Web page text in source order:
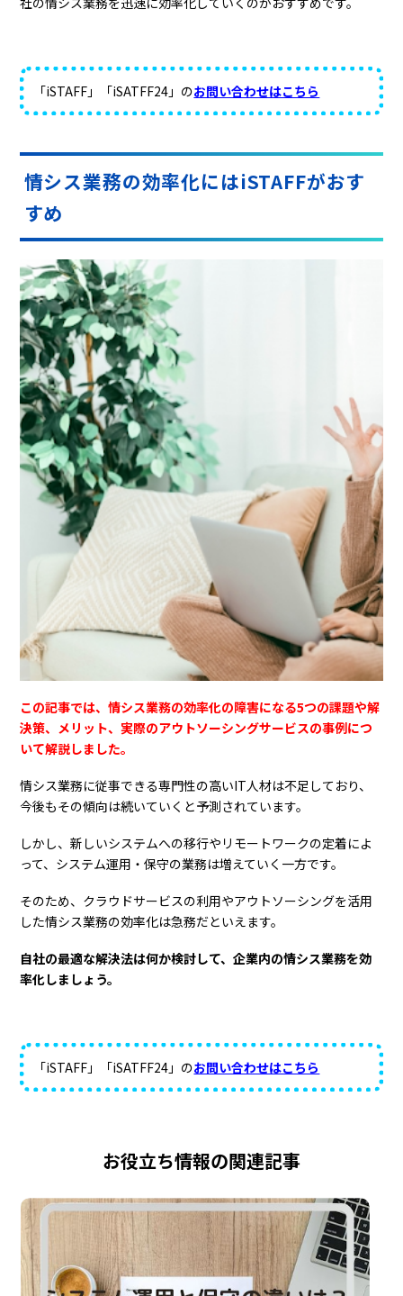
「iSTAFF」「iSATFF24」のお問い合わせはこちら
情シス業務の効率化にはiSTAFFがおす
すめ
この記事では、情シス業務の効率化の障害になる5つの課題や解
決策、メリット、実際のアウトソーシングサービスの事例につ
いて解説しました。
情シス業務に従事できる専門性の高いIT人材は不足しており、
今後もその傾向は続いていくと予測されています。
しかし、新しいシステムへの移行やリモートワークの定着によ
って、システム運用・保守の業務は増えていく一方です。
そのため、クラウドサービスの利用やアウトソーシングを活用
した情シス業務の効率化は急務だといえます。
自社の最適な解決法は何か検討して、企業内の情シス業務を効
率化しましょう。
「iSTAFF」「iSATFF24」のお問い合わせはこちら
お役立ち情報の関連記事